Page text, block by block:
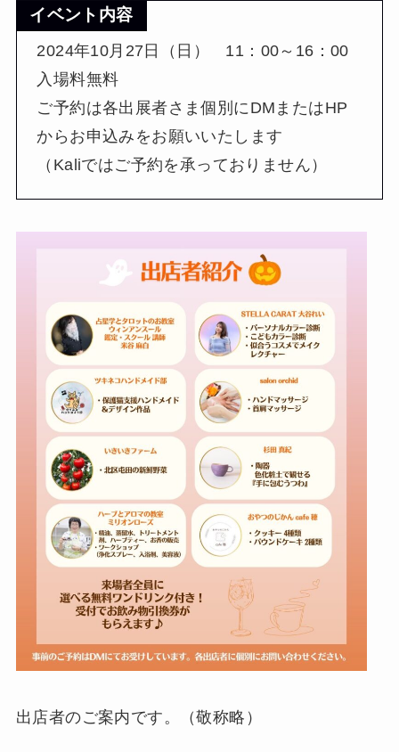
イベント内容
2024年10月27日（日） 11：00～16：00
入場料無料
ご予約は各出展者さま個別にDMまたはHP
からお申込みをお願いいたします
（Kaliではご予約を承っておりません）
出店者のご案内です。（敬称略）